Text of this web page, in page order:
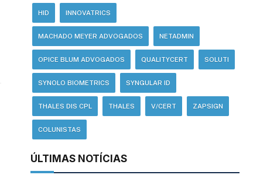
HID INNOVATRICS
MACHADO MEYER ADVOGADOS NETADMIN
OPICE BLUM ADVOGADOS QUALITYCERT SOLUTI
SYNOLO BIOMETRICS SYNGULAR ID
THALES DIS CPL THALES V/CERT ZAPSIGN
COLUNISTAS
ÚLTIMAS NOTÍCIAS